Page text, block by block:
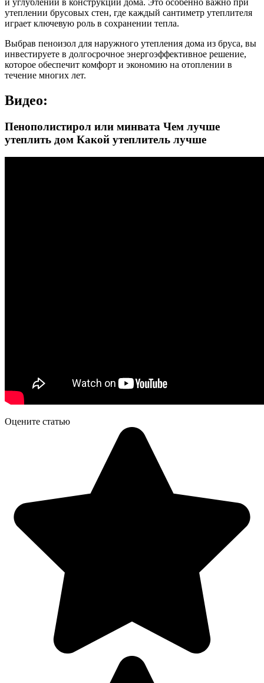
утеплении брусовых стен, где каждый сантиметр утеплителя
играет ключевую роль в сохранении тепла.
Выбрав пеноизол для наружного утепления дома из бруса, вы
инвестируете в долгосрочное энергоэффективное решение,
которое обеспечит комфорт и экономию на отоплении в
течение многих лет.
Видео:
Пенополистирол или минвата Чем лучше
утеплить дом Какой утеплитель лучше
Оцените статью